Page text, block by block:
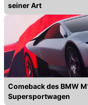
seiner Art
Comeback des BMW
Supersportwagen